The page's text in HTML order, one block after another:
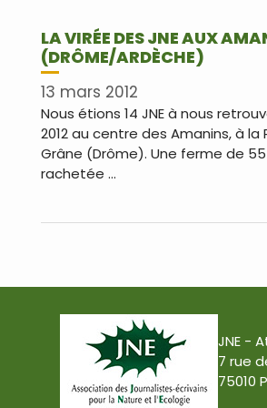
LA VIRÉE DES JNE AUX
(DRÔME/ARDÈCHE)
13 mars 2012
Nous étions 14 JNE à nous
2012 au centre des Amanins, à la
Grâne (Drôme). Une ferme de
rachetée …
JNE -
7 rue
75010